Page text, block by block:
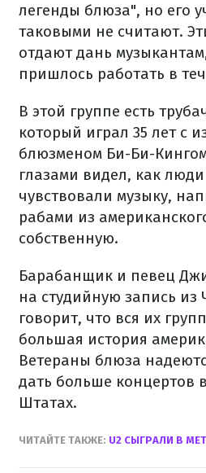
легенды блюза", но его
таковыми не считают.
отдают дань
пришлось работать в
В этой группе есть
который играл 35 лет с
блюзменом Би-Би-
глазами видел, как
чувствовали музыку,
рабами из
собственную.
Барабанщик и певец
на студийную запись из
говорит, что вся их
большая история
Ветераны блюза
дать больше концертов
Штатах.
ЧИТАЙТЕ ТАКЖЕ: U2 СЫГРАЛИ В